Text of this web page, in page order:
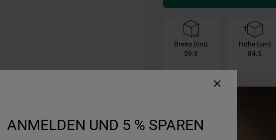
Breite (cm)
59.9
Höhe (cm)
84.5
ANMELDEN UND 5 % SPAREN